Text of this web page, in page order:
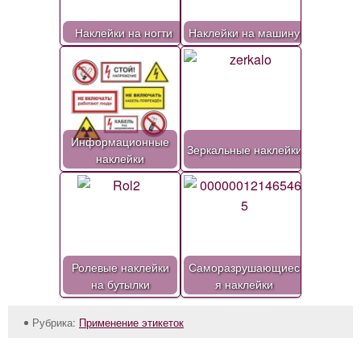
Наклейки на ногти Наклейки на машину
Информационные
наклейки
Зеркальные наклейки
Ролевые наклейки
на бутылки
Саморазрушающиес
я наклейки
Рубрика: Применение этикеток